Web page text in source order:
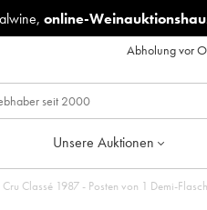
online-
Abholung vor
Unsere Auktionen
Classé 1987 - Posten von 1 Demi-